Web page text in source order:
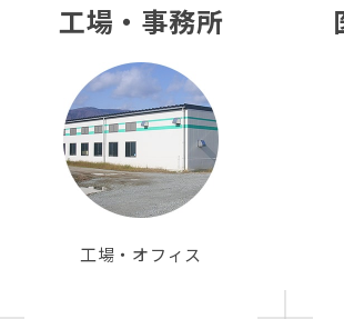
工場・事務所
工場・オフィス